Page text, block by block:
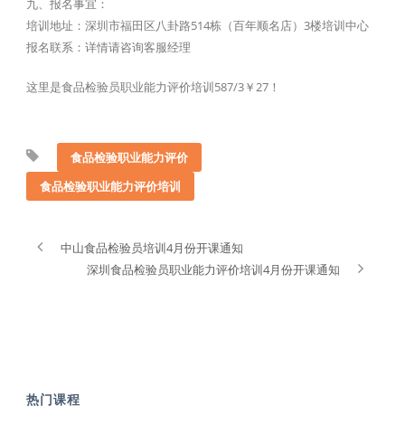
九、报名事宜：
培训地址：深圳市福田区八卦路514栋（百年顺名店）3楼培训中心
报名联系：详情请咨询客服经理
这里是食品检验员职业能力评价培训587/3￥27！
食品检验职业能力评价
食品检验职业能力评价培训
中山食品检验员培训4月份开课通知
深圳食品检验员职业能力评价培训4月份开课通知
热门课程